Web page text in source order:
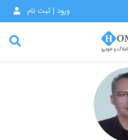
ورود | ثبت نام